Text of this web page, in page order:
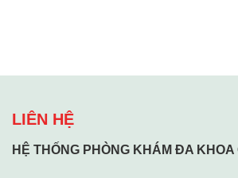
LIÊN HỆ
HỆ THỐNG PHÒNG KHÁM ĐA KHOA